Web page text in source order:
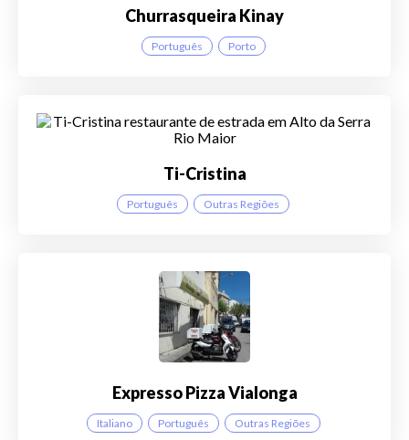
Churrasqueira Kinay
Português Porto
Ti-Cristina
Português Outras Regiões
Expresso Pizza Vialonga
Italiano Português Outras Regiões